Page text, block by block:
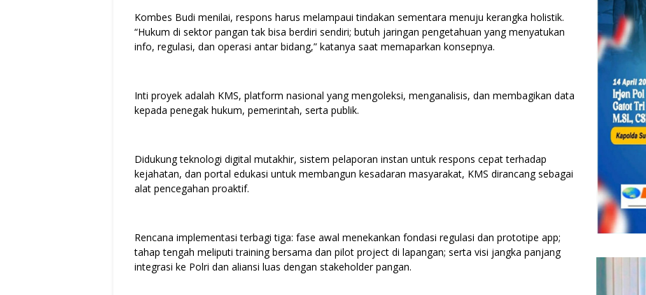
Kombes Budi menilai, respons harus melampaui tindakan sementara menuju kerangka holistik.
“Hukum di sektor pangan tak bisa berdiri sendiri; butuh jaringan pengetahuan yang menyatukan
info, regulasi, dan operasi antar bidang,” katanya saat memaparkan konsepnya.
Inti proyek adalah KMS, platform nasional yang mengoleksi, menganalisis, dan membagikan data
kepada penegak hukum, pemerintah, serta publik.
Didukung teknologi digital mutakhir, sistem pelaporan instan untuk respons cepat terhadap
kejahatan, dan portal edukasi untuk membangun kesadaran masyarakat, KMS dirancang sebagai
alat pencegahan proaktif.
Rencana implementasi terbagi tiga: fase awal menekankan fondasi regulasi dan prototipe app;
tahap tengah meliputi training bersama dan pilot project di lapangan; serta visi jangka panjang
integrasi ke Polri dan aliansi luas dengan stakeholder pangan.